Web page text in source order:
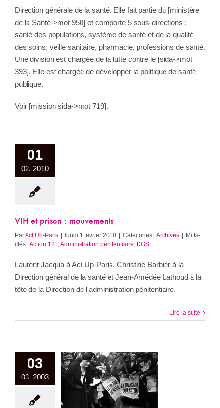
Direction générale de la santé. Elle fait partie du [ministère
de la Santé->mot 950] et comporte 5 sous-directions :
santé des populations, système de santé et de la qualité
des soins, veille sanitaire, pharmacie, professions de santé.
Une division est chargée de la lutte contre le [sida->mot
393]. Elle est chargée de développer la politique de santé
publique.
Voir [mission sida->mot 719].
01
02, 2010
VIH et prison : mouvements
ParAct Up-Paris | lundi 1 février 2010 | Catégories :Archives | Mots-
clés :Action 121 Administration pénitentiaire DGS
Laurent Jacqua à Act Up-Paris, Christine Barbier à la
Direction général de la santé et Jean-Amédée Lathoud à la
tête de la Direction de l'administration pénitentiaire.
Lire la suite
03
03, 2003
contre le
bataille du
doit se gagner